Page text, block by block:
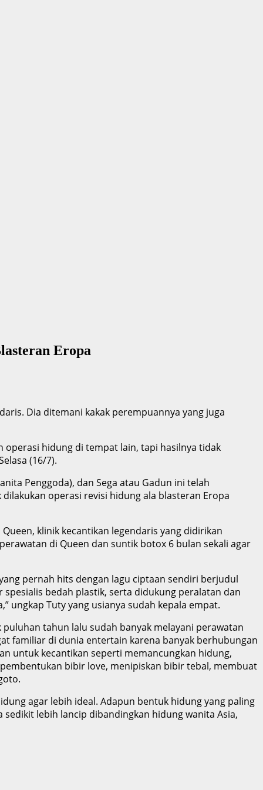
Eropa
Dia ditemani kakak perempuannya yang juga
operasi hidung di tempat lain, tapi hasilnya tidak
(16/7).
Penggoda), dan Sega atau Gadun ini telah
operasi revisi hidung ala blasteran Eropa
klinik kecantikan legendaris yang didirikan
di Queen dan suntik botox 6 bulan sekali agar
pernah hits dengan lagu ciptaan sendiri berjudul
bedah plastik, serta didukung peralatan dan
ungkap Tuty yang usianya sudah kepala empat.
puluhan tahun lalu sudah banyak melayani perawatan
familiar di dunia entertain karena banyak berhubungan
untuk kecantikan seperti memancungkan hidung,
bibir love, menipiskan bibir tebal, membuat
agar lebih ideal. Adapun bentuk hidung yang paling
lebih lancip dibandingkan hidung wanita Asia,